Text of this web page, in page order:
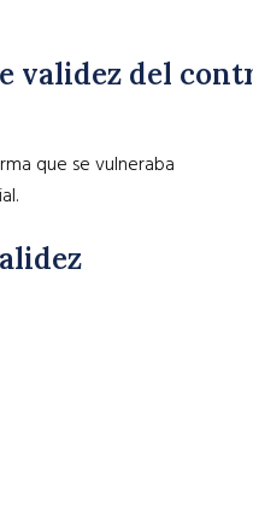
validez del
que se vulneraba